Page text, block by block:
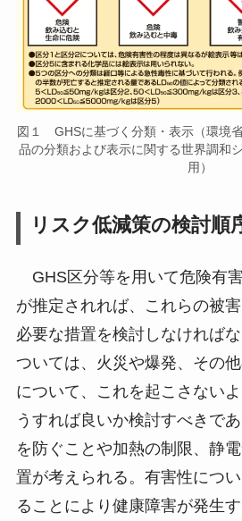
図１ GHSに基づく分類・表示（環境
品の分類および表示に関する世界調和
用）
リスク低減策の検討順
GHS区分等を用いて危険有
が推定されれば、これらの被
必要な措置を検討しなければ
ついては、火災や爆発、その
について、これを起こさない
うすれば良いか検討すべきで
を防ぐことや加熱の制限、静
置が考えられる。有害性につ
ることにより健康障害が発生